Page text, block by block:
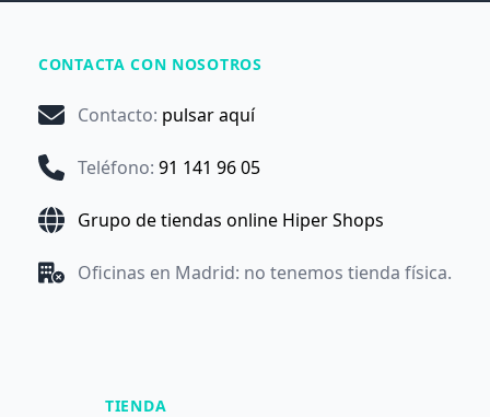
CONTACTA CON NOSOTROS
Contacto: pulsar aquí
Teléfono: 91 141 96 05
Grupo de tiendas online Hiper Shops
Oficinas en Madrid: no tenemos tienda física.
TIENDA